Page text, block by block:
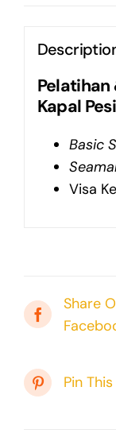
Pelatihan
Kapal
Basic
Visa
Share
Pin